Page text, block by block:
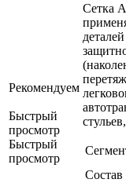
Рекомендуем
Быстрый
просмотр
Быстрый
просмотр
Сетка
Состав